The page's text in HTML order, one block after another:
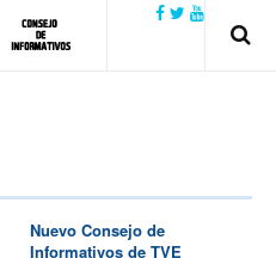
#0445b9
repeat; color: #eaeaea; padding:
Nuevo Consejo de
Informativos de TVE